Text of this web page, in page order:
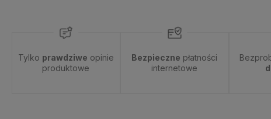
Tylko prawdziwe opinie
produktowe
Bezpieczne płatności
internetowe